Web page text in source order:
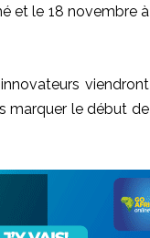
et le 18 novembre à
viendront
marquer le début de